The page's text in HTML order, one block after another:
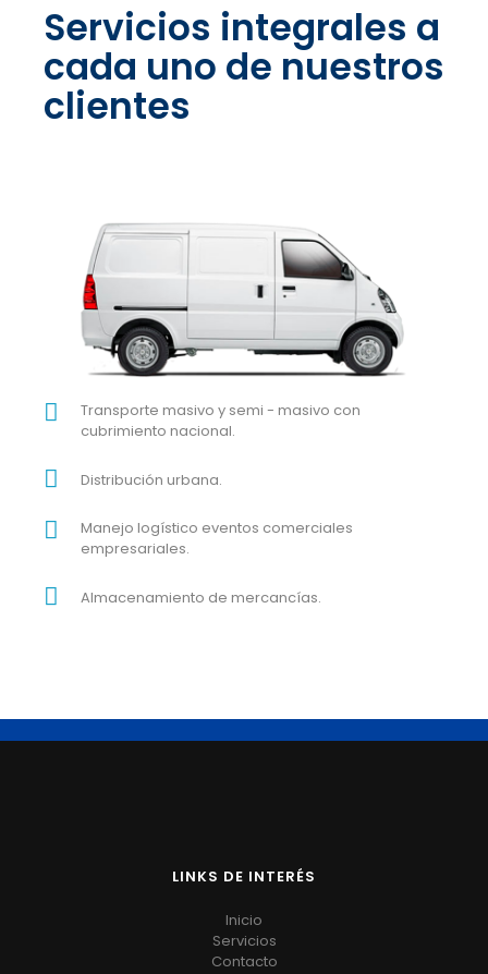
Servicios integrales a
cada uno de nuestros
clientes
Transporte masivo y semi - masivo con
cubrimiento nacional.
Distribución urbana.
Manejo logístico eventos comerciales
empresariales.
Almacenamiento de mercancías.
LINKS DE INTERÉS
Inicio
Servicios
Contacto